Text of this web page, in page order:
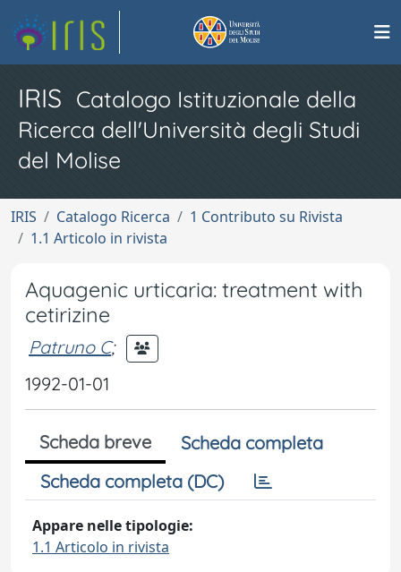
IRIS Catalogo Istituzionale della
Ricerca dell'Università degli Studi
del Molise
IRIS Catalogo Ricerca
1 Contributo su Rivista
1.1 Articolo in rivista
Aquagenic urticaria: treatment with
cetirizine
Patruno C;
1992-01-01
Scheda breve
Scheda completa
Scheda completa (DC)
Appare nelle tipologie:
1.1 Articolo in rivista